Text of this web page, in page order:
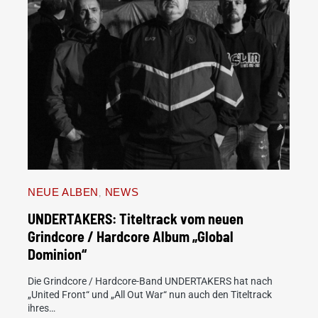
NEUE ALBEN NEWS
UNDERTAKERS: Titeltrack vom neuen
Grindcore / Hardcore Album „Global
Dominion“
Die Grindcore / Hardcore-Band UNDERTAKERS hat nach
„United Front“ und „All Out War“ nun auch den Titeltrack
ihres…